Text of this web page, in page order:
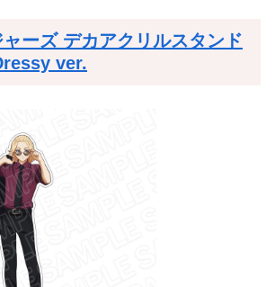
ーズ デカアクリルスタンド
ver.